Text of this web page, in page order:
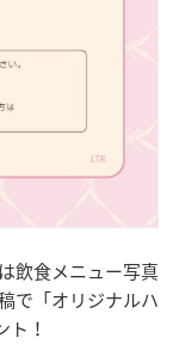
飲食メニュー写真
で「オリジナルハ
！